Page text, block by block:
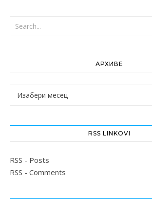
АРХИВЕ
Архиве
RSS LINKOVI
RSS - Posts
RSS - Comments